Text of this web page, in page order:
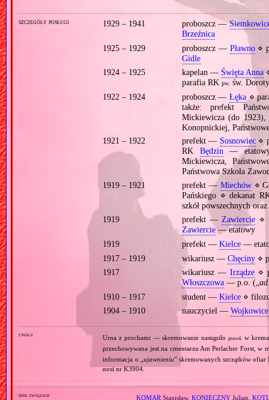
szczegóły posługi 1929 – 1941 proboszcz —
Brzeźnica
1925 – 1929
proboszcz — Pławno⋄
Gidle
1924 – 1925
kapelan — Święta Anna
parafia RK pw. św.
1922 – 1924
proboszcz —Łęka ⋄
także: prefekt
Mickiewicza (do 1923),
Konopnickiej,
1921 – 1922
prefekt — Sosnowiec⋄
RK Będzin— etatowy,
Mickiewicza,
Państwowa Szkoła
1919 – 1921
prefekt — Miechów⋄
Pańskiego ⋄ dekanat
szkół powszechnych
1919
prefekt —Zawiercie ⋄
Zawiercie— etatowy
1919
prefekt — Kielce—
1917 – 1919
wikariusz — Chęciny⋄
1917
wikariusz — Irządze⋄
Włoszczowa— p.o. („
1910 – 1917
student — Kielce⋄
1904 – 1910
nauczyciel —
uwagi Urna z prochami — skremowanie nastąpiłoprawd.
w
przechowywana jest na cmentarzu Am Perlacher Forst, w
informacja o „ ujawnieniu” skremowanych szczątków ofiar
nosi nr K3904.
inni związani
KOMARStanisław,KONIECZNY Julian,